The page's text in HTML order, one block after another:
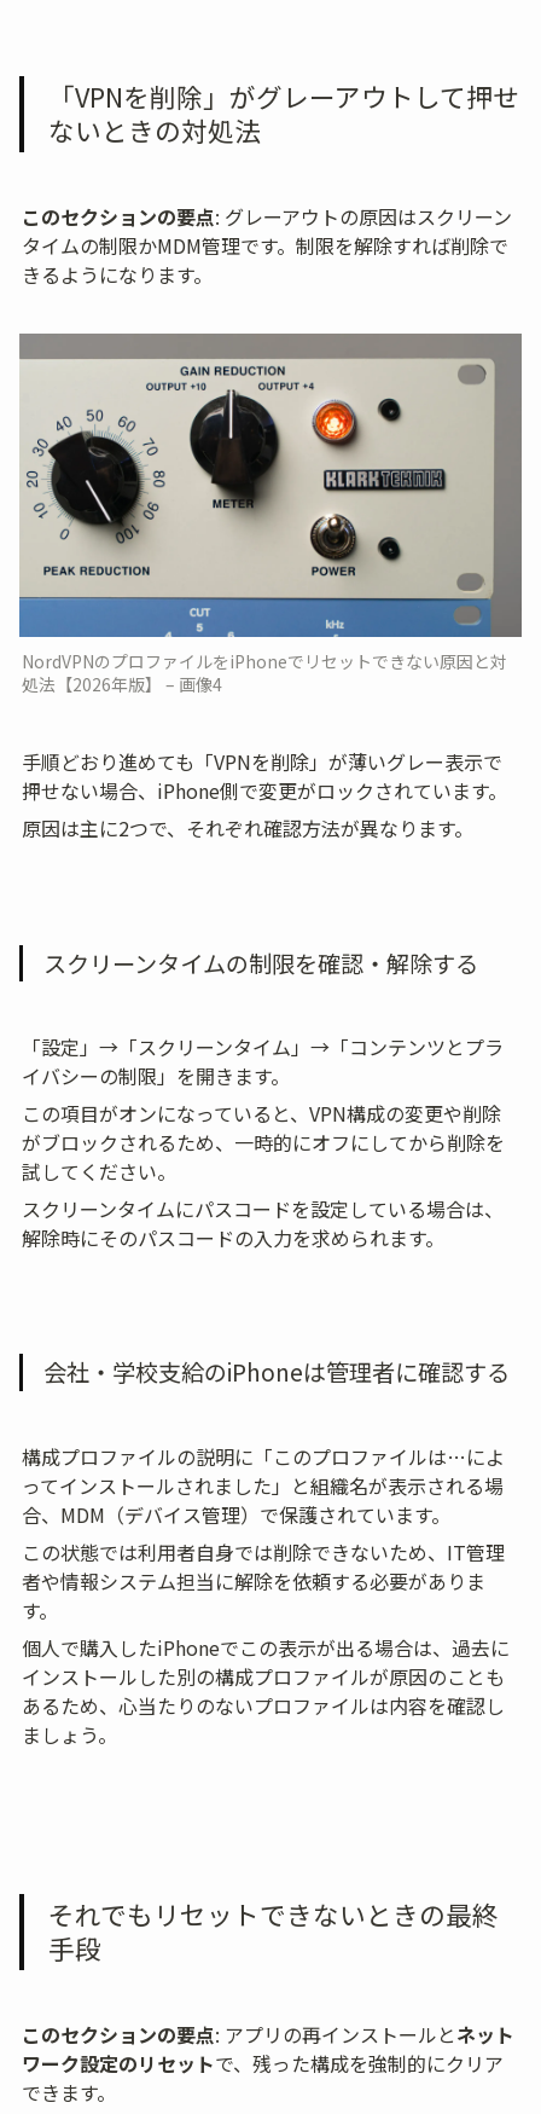
「VPNを削除」がグレーアウトして押せ
ないときの対処法
このセクションの要点: グレーアウトの原因はスクリーン
タイムの制限かMDM管理です。制限を解除すれば削除で
きるようになります。
NordVPNのプロファイルをiPhoneでリセットできない原因と対
処法【2026年版】 – 画像4
手順どおり進めても「VPNを削除」が薄いグレー表示で
押せない場合、iPhone側で変更がロックされています。
原因は主に2つで、それぞれ確認方法が異なります。
スクリーンタイムの制限を確認・解除する
「設定」→「スクリーンタイム」→「コンテンツとプラ
イバシーの制限」を開きます。
この項目がオンになっていると、VPN構成の変更や削除
がブロックされるため、一時的にオフにしてから削除を
試してください。
スクリーンタイムにパスコードを設定している場合は、
解除時にそのパスコードの入力を求められます。
会社・学校支給のiPhoneは管理者に確認する
構成プロファイルの説明に「このプロファイルは…によ
ってインストールされました」と組織名が表示される場
合、MDM（デバイス管理）で保護されています。
この状態では利用者自身では削除できないため、IT管理
者や情報システム担当に解除を依頼する必要がありま
す。
個人で購入したiPhoneでこの表示が出る場合は、過去に
インストールした別の構成プロファイルが原因のことも
あるため、心当たりのないプロファイルは内容を確認し
ましょう。
それでもリセットできないときの最終
手段
このセクションの要点: アプリの再インストールとネット
ワーク設定のリセットで、残った構成を強制的にクリア
できます。